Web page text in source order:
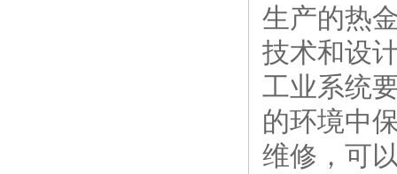
生产的热
技术和设
工业系统
的环境中
维修，可